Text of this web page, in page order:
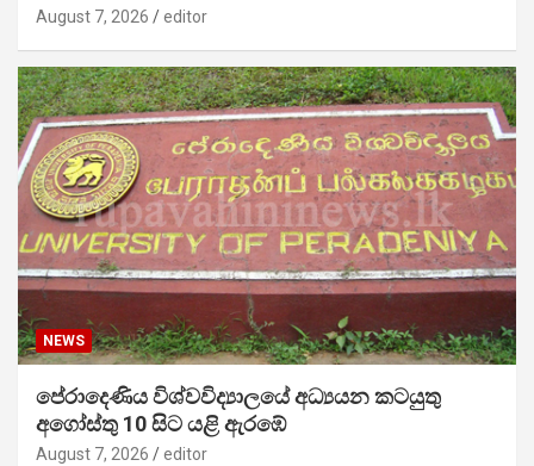
August 7, 2026 editor
NEWS
පේරාදෙණිය විශ්වවිද්‍යාලයේ අධ්‍යයන කටයුතු
අගෝස්තු 10 සිට යළි ඇරඹේ
August 7, 2026 editor